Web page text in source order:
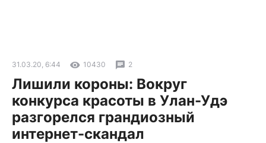
31.03.20, 6:44 10430 2
Лишили короны: Вокруг
конкурса красоты в Улан-Удэ
разгорелся грандиозный
интернет-скандал